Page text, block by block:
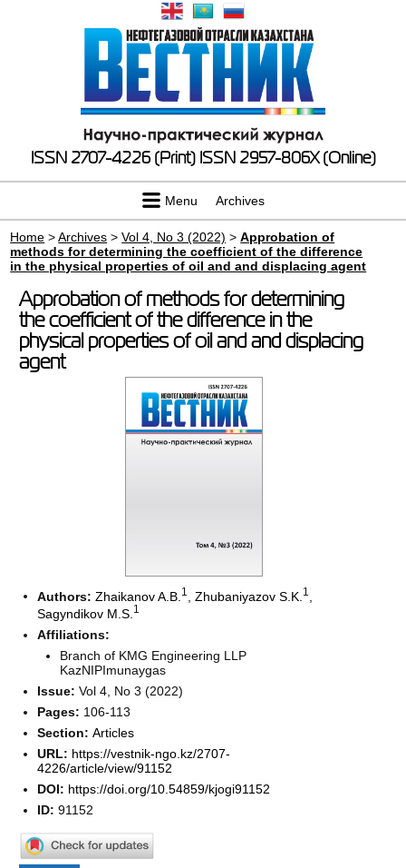
ISSN 2707-4226 (Print) ISSN 2957-806X (Online)
Menu Archives
Home >Archives >Vol 4, No 3 (2022) >Approbation of
methods for determining the coefficient of the difference
in the physical properties of oil and and displacing agent
Approbation of methods for determining
the coefficient of the difference in the
physical properties of oil and and displacing
agent
Authors:Zhaikanov A.B. 1 ,Zhubaniyazov S.K. 1
Sagyndikov M.S. 1
Affiliations:
Branch of KMG Engineering LLP
KazNIPImunaygas
Issue:Vol 4, No 3 (2022)
Pages: 106-113
Section:Articles
URL: https://vestnik-ngo.kz/2707-
4226/article/view/91152
DOI: https://doi.org/10.54859/kjogi91152
ID: 91152